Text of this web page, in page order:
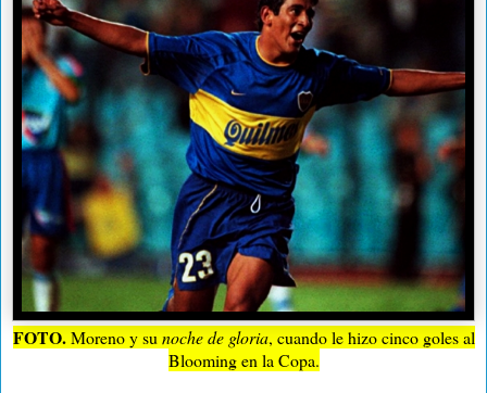
FOTO.Moreno y sunoche de gloria, cuando le hizo cinco goles al
Blooming en la Copa.